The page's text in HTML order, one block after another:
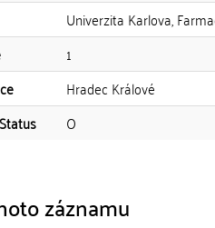
Univerzita Karlova,
1
Hradec Králové
O
záznamu